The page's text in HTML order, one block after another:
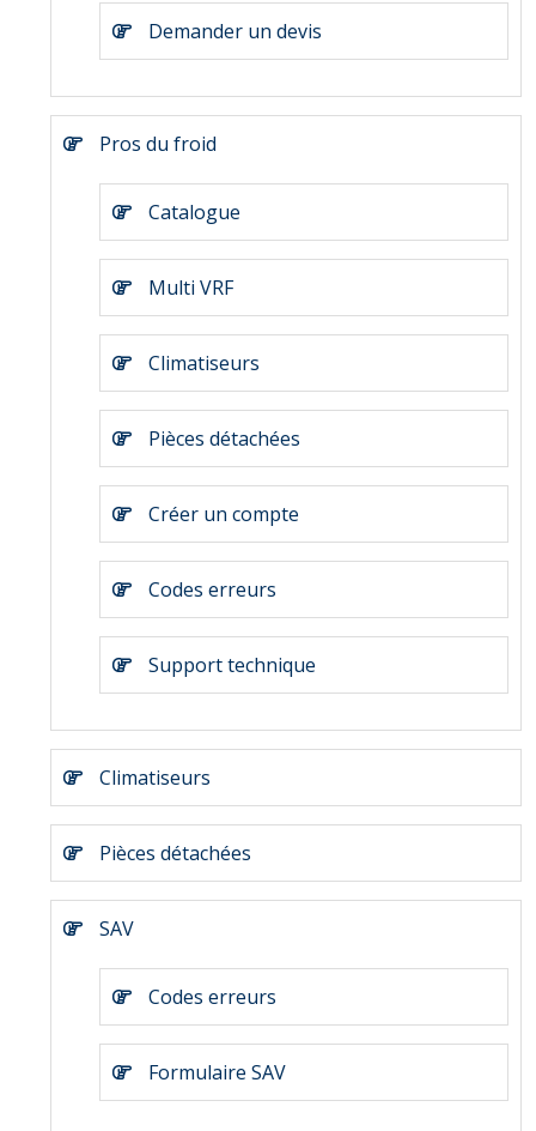
Demander un devis
Pros du froid
Catalogue
Multi VRF
Climatiseurs
Pièces détachées
Créer un compte
Codes erreurs
Support technique
Climatiseurs
Pièces détachées
SAV
Codes erreurs
Formulaire SAV